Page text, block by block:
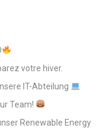
votre hiver.
IT-Abteilung
Team!
Renewable Energy